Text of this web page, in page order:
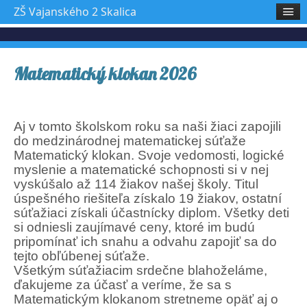
Matematický klokan 2026
Aj v tomto školskom roku sa naši žiaci zapojili
do medzinárodnej matematickej súťaže
Matematický klokan. Svoje vedomosti, logické
myslenie a matematické schopnosti si v nej
vyskúšalo až 114 žiakov našej školy. Titul
úspešného riešiteľa získalo 19 žiakov, ostatní
súťažiaci získali účastnícky diplom. Všetky deti
si odniesli zaujímavé ceny, ktoré im budú
pripomínať ich snahu a odvahu zapojiť sa do
tejto obľúbenej súťaže.
Všetkým súťažiacim srdečne blahoželáme,
ďakujeme za účasť a veríme, že sa s
Matematickým klokanom stretneme opäť aj o
ZŠ Vajanského 2 Skalica